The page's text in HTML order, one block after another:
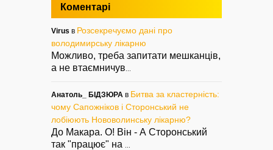
Коментарі
Virus в Розсекречуємо дані про
володимирську лікарню
Можливо, треба запитати мешканців,
а не втаємничув
Анатоль_ БІДЗЮРА в Битва за кластерність:
чому Сапожніков і Сторонський не
лобіюють Нововолинську лікарню?
До Макара. О! Він - А Сторонський
так "працює" на